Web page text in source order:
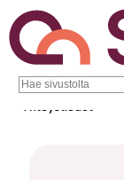
Siirry sisältöön
Search
Socca – Etelä-
Yhteystiedot